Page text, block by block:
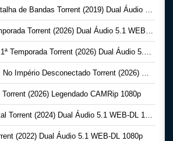
Bandas Torrent (2019) Dual Áudio WEB-DL 1080p
Torrent (2026) Dual Áudio 5.1 WEB-DL 1080p
Torrent (2026) Dual Áudio 5.1 WEB-DL 1080p
Desconectado Torrent (2026) Nacional 5.1 WEB-DL 1080p
(2026) Legendado CAMRip 1080p
Torrent (2024) Dual Áudio 5.1 WEB-DL 1080p
(2022) Dual Áudio 5.1 WEB-DL 1080p